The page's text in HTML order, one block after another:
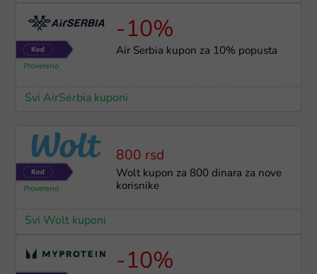
-10%
Air Serbia kupon za 10% popusta
Svi AirSerbia kuponi
800 rsd
Wolt kupon za 800 dinara za nove
korisnike
Svi Wolt kuponi
-10%